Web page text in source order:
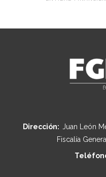
Dirección: Juan León
Fiscalía